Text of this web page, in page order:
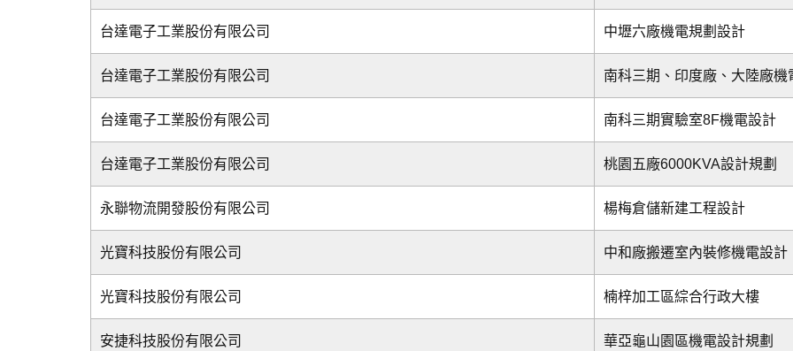
台達電子工業股份有限公司 中壢六廠機電規劃設計
台達電子工業股份有限公司 南科三期、印度廠、大陸廠機
台達電子工業股份有限公司 南科三期實驗室8F機電設計
台達電子工業股份有限公司 桃園五廠6000KVA設計規劃
永聯物流開發股份有限公司 楊梅倉儲新建工程設計
光寶科技股份有限公司 中和廠搬遷室內裝修機電設計
光寶科技股份有限公司 楠梓加工區綜合行政大樓
安捷科技股份有限公司 華亞龜山園區機電設計規劃